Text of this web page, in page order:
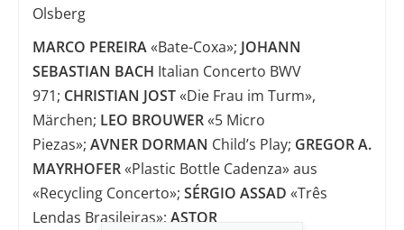
Olsberg
MARCO PEREIRA«Bate-Coxa»; JOHANN
SEBASTIAN BACH Italian Concerto BWV
971; CHRISTIAN JOST«Die Frau im Turm»,
Märchen; LEO BROUWER«5 Micro
Piezas»; AVNER DORMAN Child’s Play; GREGOR A.
MAYRHOFER«Plastic Bottle Cadenza» aus
«Recycling Concerto»; SÉRGIO ASSAD «Três
Lendas Brasileiras»; ASTOR